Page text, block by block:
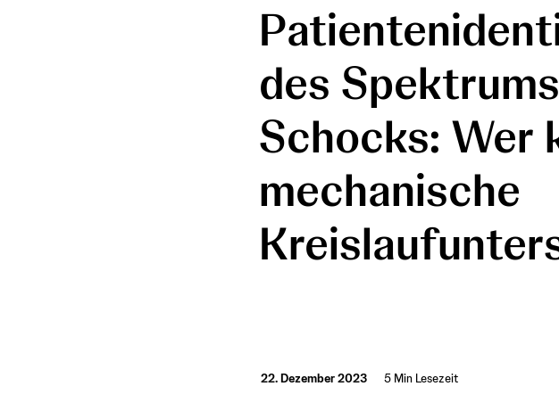
des
Schocks: Wer
mechanische
22. Dezember 2023 5 Min Lesezeit